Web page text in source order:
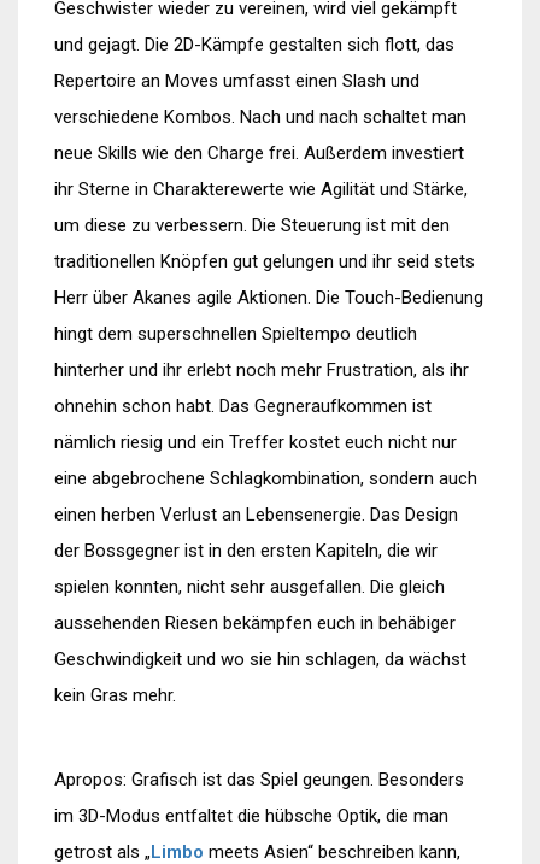
Geschwister wieder zu vereinen, wird viel gekämpft
und gejagt. Die 2D-Kämpfe gestalten sich flott, das
Repertoire an Moves umfasst einen Slash und
verschiedene Kombos. Nach und nach schaltet man
neue Skills wie den Charge frei. Außerdem investiert
ihr Sterne in Charakterewerte wie Agilität und Stärke,
um diese zu verbessern. Die Steuerung ist mit den
traditionellen Knöpfen gut gelungen und ihr seid stets
Herr über Akanes agile Aktionen. Die Touch-Bedienung
hingt dem superschnellen Spieltempo deutlich
hinterher und ihr erlebt noch mehr Frustration, als ihr
ohnehin schon habt. Das Gegneraufkommen ist
nämlich riesig und ein Treffer kostet euch nicht nur
eine abgebrochene Schlagkombination, sondern auch
einen herben Verlust an Lebensenergie. Das Design
der Bossgegner ist in den ersten Kapiteln, die wir
spielen konnten, nicht sehr ausgefallen. Die gleich
aussehenden Riesen bekämpfen euch in behäbiger
Geschwindigkeit und wo sie hin schlagen, da wächst
kein Gras mehr.
Apropos: Grafisch ist das Spiel geungen. Besonders
im 3D-Modus entfaltet die hübsche Optik, die man
getrost als „Limbo meets Asien“ beschreiben kann,